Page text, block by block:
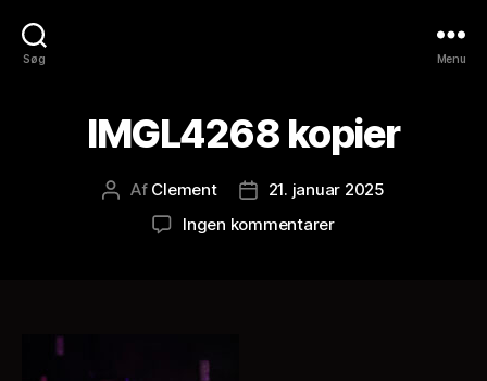
Søg Menu
IMGL4268 kopier
Indlægsforfatter
Af Clement Indlægsdato
21. januar 2025
Ingen kommentarertil